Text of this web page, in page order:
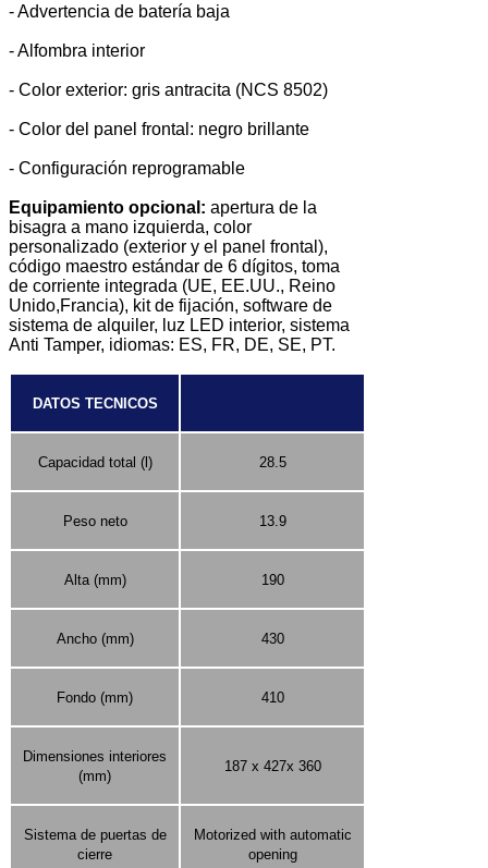
- Advertencia de batería baja
- Alfombra interior
- Color exterior: gris antracita (NCS 8502)
- Color del panel frontal: negro brillante
- Configuración reprogramable
Equipamiento opcional: apertura de la
bisagra a mano izquierda, color
personalizado (exterior y el panel frontal),
código maestro estándar de 6 dígitos, toma
de corriente integrada (UE, EE.UU., Reino
Unido,Francia), kit de fijación, software de
sistema de alquiler, luz LED interior, sistema
Anti Tamper, idiomas: ES, FR, DE, SE, PT.
DATOS TECNICOS
Capacidad total (l) 28.5
Peso neto 13.9
Alta (mm) 190
Ancho (mm) 430
Fondo (mm) 410
Dimensiones interiores
(mm)
187 x 427x 360
Sistema de puertas de
cierre
Motorized with automatic
opening